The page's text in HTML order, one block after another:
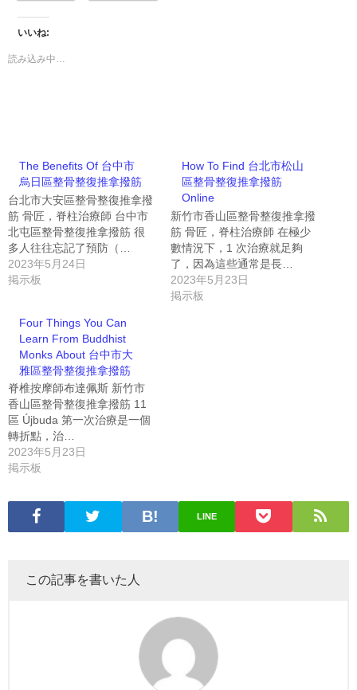
いいね:
読み込み中…
The Benefits Of 台中市
烏日區整骨整復推拿撥筋
台北市大安區整骨整復推拿撥
筋 骨匠，脊柱治療師 台中市
北屯區整骨整復推拿撥筋 很
多人往往忘記了預防（…
2023年5月24日
掲示板
How To Find 台北市松山
區整骨整復推拿撥筋
Online
新竹市香山區整骨整復推拿撥
筋 骨匠，脊柱治療師 在極少
數情況下，1 次治療就足夠
了，因為這些通常是長…
2023年5月23日
掲示板
Four Things You Can
Learn From Buddhist
Monks About 台中市大
雅區整骨整復推拿撥筋
脊椎按摩師布達佩斯 新竹市
香山區整骨整復推拿撥筋 11
區 Újbuda 第一次治療是一個
轉折點，治…
2023年5月23日
掲示板
LINE
この記事を書いた人